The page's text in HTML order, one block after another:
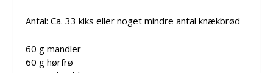
Antal: Ca. 33 kiks eller noget mindre antal knækbrød
60 g mandler
60 g hørfrø